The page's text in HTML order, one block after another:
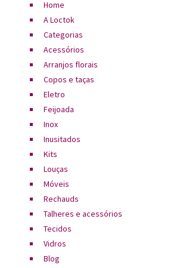
Home
A Loctok
Categorias
Acessórios
Arranjos florais
Copos e taças
Eletro
Feijoada
Inox
Inusitados
Kits
Louças
Móveis
Rechauds
Talheres e acessórios
Tecidos
Vidros
Blog